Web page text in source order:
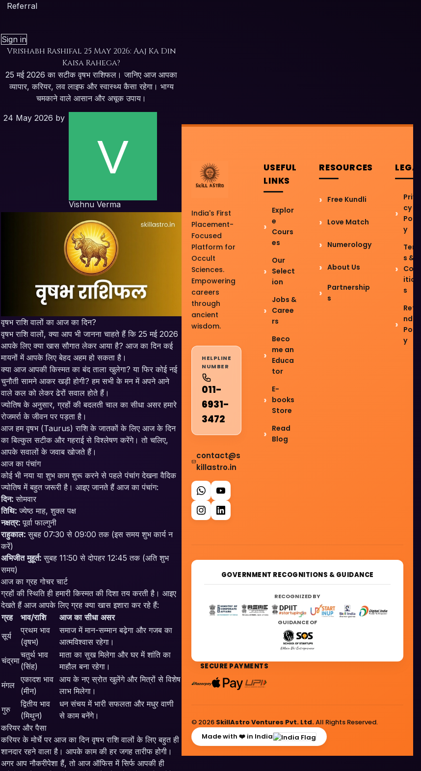
Referral
Sign in
Vrishabh Rashifal 25 May 2026: Aaj Ka Din
Kaisa Rahega?
25 मई 2026 का सटीक वृषभ राशिफल। जानिए आज आपका
व्यापार, करियर, लव लाइफ और स्वास्थ्य कैसा रहेगा। भाग्य
चमकाने वाले आसान और अचूक उपाय।
24 May 2026 by
Vishnu Verma
वृषभ राशि वालों का आज का दिन?
वृषभ राशि वालों, क्या आप भी जानना चाहते हैं कि 25 मई 2026
आपके लिए क्या खास सौगात लेकर आया है? आज का दिन कई
मायनों में आपके लिए बेहद अहम हो सकता है।
क्या आज आपकी किस्मत का बंद ताला खुलेगा? या फिर कोई नई
चुनौती सामने आकर खड़ी होगी? हम सभी के मन में अपने आने
वाले कल को लेकर ढेरों सवाल होते हैं।
ज्योतिष के अनुसार, ग्रहों की बदलती चाल का सीधा असर हमारे
रोजमर्रा के जीवन पर पड़ता है।
आज हम वृषभ (Taurus) राशि के जातकों के लिए आज के दिन
का बिल्कुल सटीक और गहराई से विश्लेषण करेंगे। तो चलिए,
आपके सवालों के जवाब खोजते हैं।
आज का पंचांग
कोई भी नया या शुभ काम शुरू करने से पहले पंचांग देखना वैदिक
ज्योतिष में बहुत जरूरी है। आइए जानते हैं आज का पंचांग:
दिन:सोमवार
तिथि:ज्येष्ठ माह, शुक्ल पक्ष
नक्षत्र:पूर्वा फाल्गुनी
राहुकाल:सुबह 07:30 से 09:00 तक (इस समय शुभ कार्य न
करें)
अभिजीत मुहूर्त:सुबह 11:50 से दोपहर 12:45 तक (अति शुभ
समय)
आज का ग्रह गोचर चार्ट
ग्रहों की स्थिति ही हमारी किस्मत की दिशा तय करती है। आइए
देखते हैं आज आपके लिए ग्रह क्या खास इशारा कर रहे हैं:
ग्रह
भाव/राशि
आज का सीधा असर
सूर्य
प्रथम भाव
(वृषभ)
समाज में मान-सम्मान बढ़ेगा और गजब का
आत्मविश्वास रहेगा।
चंद्रमा
चतुर्थ भाव
(सिंह)
माता का सुख मिलेगा और घर में शांति का
माहौल बना रहेगा।
मंगल
एकादश भाव
(मीन)
आय के नए स्रोत खुलेंगे और मित्रों से विशेष
लाभ मिलेगा।
गुरु
द्वितीय भाव
(मिथुन)
धन संचय में भारी सफलता और मधुर वाणी
से काम बनेंगे।
करियर और पैसा
करियर के मोर्चे पर आज का दिन वृषभ राशि वालों के लिए बहुत ही
शानदार रहने वाला है। आपके काम की हर जगह तारीफ होगी।
अगर आप नौकरीपेशा हैं, तो आज ऑफिस में सिर्फ आपकी ही
India's First
Placement-
Focused
Platform for
Occult
Sciences.
Empowering
careers
through
ancient
wisdom.
HELPLINE
NUMBER
011-
6931-
3472
contact@s
killastro.in
USEFUL
LINKS
Explor
e
Cours
es
Our
Select
ion
Jobs &
Caree
rs
Beco
me an
Educa
tor
E-
books
Store
Read
Blog
RESOURCES
Free Kundli
Love Match
Numerology
About Us
Partnership
s
cy
Polic
y
s &
ition
s
Refu
nd
Polic
y
GOVERNMENT RECOGNITIONS & GUIDANCE
RECOGNIZED BY
GUIDANCE OF
SECURE PAYMENTS
© 2026 SkillAstro Ventures Pvt. Ltd.All Rights Reserved.
Made with ❤️ in India